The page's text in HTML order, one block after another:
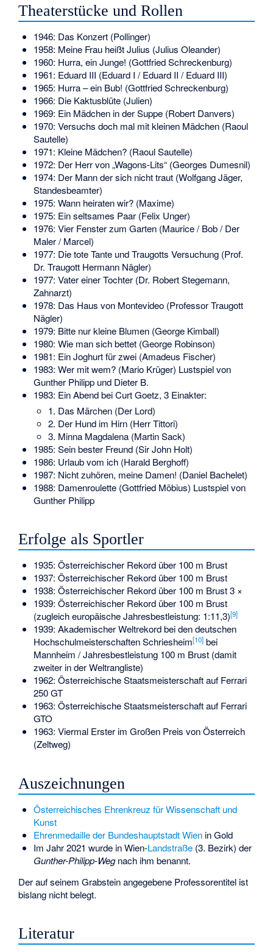
Theaterstücke und Rollen
1946: Das Konzert (Pollinger)
1958: Meine Frau heißt Julius (Julius Oleander)
1960: Hurra, ein Junge! (Gottfried Schreckenburg)
1961: Eduard III (Eduard I / Eduard II / Eduard III)
1965: Hurra – ein Bub! (Gottfried Schreckenburg)
1966: Die Kaktusblüte (Julien)
1969: Ein Mädchen in der Suppe (Robert Danvers)
1970: Versuchs doch mal mit kleinen Mädchen (Raoul
Sautelle)
1971: Kleine Mädchen? (Raoul Sautelle)
1972: Der Herr von „Wagons-Lits“ (Georges Dumesnil)
1974: Der Mann der sich nicht traut (Wolfgang Jäger,
Standesbeamter)
1975: Wann heiraten wir? (Maxime)
1975: Ein seltsames Paar (Felix Unger)
1976: Vier Fenster zum Garten (Maurice / Bob / Der
Maler / Marcel)
1977: Die tote Tante und Traugotts Versuchung (Prof.
Dr. Traugott Hermann Nägler)
1977: Vater einer Tochter (Dr. Robert Stegemann,
Zahnarzt)
1978: Das Haus von Montevideo (Professor Traugott
Nägler)
1979: Bitte nur kleine Blumen (George Kimball)
1980: Wie man sich bettet (George Robinson)
1981: Ein Joghurt für zwei (Amadeus Fischer)
1983: Wer mit wem? (Mario Krüger) Lustspiel von
Gunther Philipp und Dieter B.
1983: Ein Abend bei Curt Goetz, 3 Einakter:
1. Das Märchen (Der Lord)
2. Der Hund im Hirn (Herr Tittori)
3. Minna Magdalena (Martin Sack)
1985: Sein bester Freund (Sir John Holt)
1986: Urlaub vom ich (Harald Berghoff)
1987: Nicht zuhören, meine Damen! (Daniel Bachelet)
1988: Damenroulette (Gottfried Möbius) Lustspiel von
Gunther Philipp
Erfolge als Sportler
1935: Österreichischer Rekord über 100 m Brust
1937: Österreichischer Rekord über 100 m Brust
1938: Österreichischer Rekord über 100 m Brust 3 ×
1939: Österreichischer Rekord über 100 m Brust
(zugleich europäische Jahresbestleistung: 1:11,3)[9]
1939: Akademischer Weltrekord bei den deutschen
Hochschulmeisterschaften Schriesheim[10]bei
Mannheim / Jahresbestleistung 100 m Brust (damit
zweiter in der Weltrangliste)
1962: Österreichische Staatsmeisterschaft auf Ferrari
250 GT
1963: Österreichische Staatsmeisterschaft auf Ferrari
GTO
1963: Viermal Erster im Großen Preis von Österreich
(Zeltweg)
Auszeichnungen
Österreichisches Ehrenkreuz für Wissenschaft und
Kunst
Ehrenmedaille der Bundeshauptstadt Wienin Gold
Im Jahr 2021 wurde in Wien-Landstraße(3. Bezirk) der
Gunther-Philipp-Wegnach ihm benannt.
Der auf seinem Grabstein angegebene Professorentitel ist
bislang nicht belegt.
Literatur